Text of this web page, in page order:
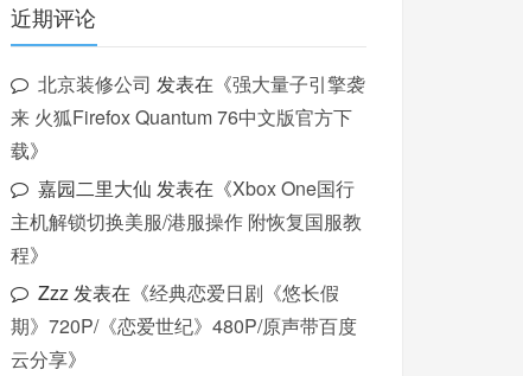
近期评论
北京装修公司 发表在《强大量子引擎袭
来 火狐Firefox Quantum 76中文版官方下
载》
嘉园二里大仙 发表在《Xbox One国行
主机解锁切换美服/港服操作 附恢复国服教
程》
Zzz发表在《经典恋爱日剧《悠长假
期》720P/《恋爱世纪》480P/原声带百度
云分享》